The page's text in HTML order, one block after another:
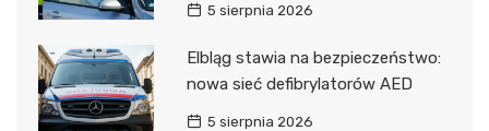
5 sierpnia 2026
Elbląg stawia na bezpieczeństwo:
nowa sieć defibrylatorów AED
5 sierpnia 2026